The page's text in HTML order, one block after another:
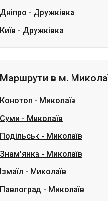
Дніпро - Дружківка
Київ - Дружківка
Маршрути в м.
Конотоп - Миколаїв
Суми - Миколаїв
Подільськ - Миколаїв
Знам'янка - Миколаїв
Ізмаїл - Миколаїв
Павлоград - Миколаїв